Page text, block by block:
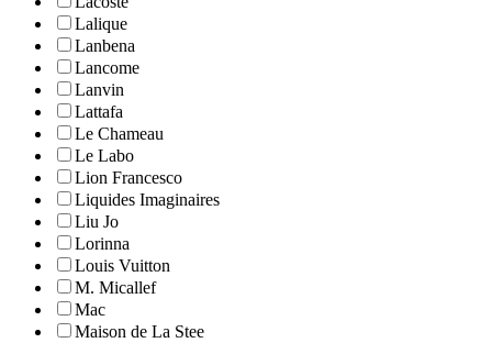
Lalique
Lanbena
Lancome
Lanvin
Lattafa
Le Chameau
Le Labo
Lion Francesco
Liquides Imaginaires
Liu Jo
Lorinna
Louis Vuitton
M. Micallef
Mac
Maison de La Stee